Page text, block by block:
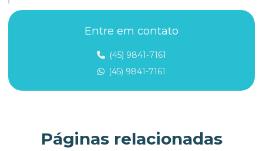
Fabricante de filtro para água com ferro
Filtro abrandador para água dura
Filtro para água com contaminantes químicos
Entre em contato
(45) 9841-7161
(45) 9841-7161
Páginas relacionadas